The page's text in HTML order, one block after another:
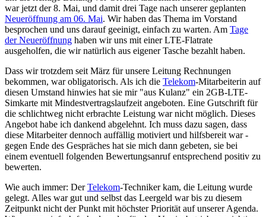
war jetzt der 8. Mai, und damit drei Tage nach unserer geplanten
Neueröffnung am 06. Mai. Wir haben das Thema im Vorstand
besprochen und uns darauf geeinigt, einfach zu warten. Am Tage
der Neueröffnung haben wir uns mit einer LTE-Flatrate
ausgeholfen, die wir natürlich aus eigener Tasche bezahlt haben.
Dass wir trotzdem seit März für unsere Leitung Rechnungen
bekommen, war obligatorisch. Als ich die Telekom-Mitarbeiterin auf
diesen Umstand hinwies hat sie mir "aus Kulanz" ein 2GB-LTE-
Simkarte mit Mindestvertragslaufzeit angeboten. Eine Gutschrift für
die schlichtweg nicht erbrachte Leistung war nicht möglich. Dieses
Angebot habe ich dankend abgelehnt. Ich muss dazu sagen, dass
diese Mitarbeiter dennoch auffällig motiviert und hilfsbereit war -
gegen Ende des Gespräches hat sie mich dann gebeten, sie bei
einem eventuell folgenden Bewertungsanruf entsprechend positiv zu
bewerten.
Wie auch immer: DerTelekom-Techniker kam, die Leitung wurde
gelegt. Alles war gut und selbst das Leergeld war bis zu diesem
Zeitpunkt nicht der Punkt mit höchster Priorität auf unserer Agenda.